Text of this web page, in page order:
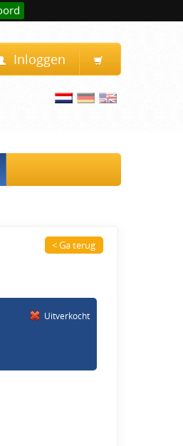
Inloggen
< Ga terug
Uitverkocht